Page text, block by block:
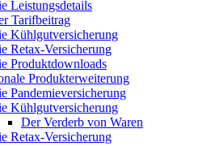
Leistungsdetails
Tarifbeitrag
Kühlgutversicherung
Retax-Versicherung
Produktdownloads
Produkterweiterung
Pandemieversicherung
Kühlgutversicherung
Der Verderb von Waren
Retax-Versicherung